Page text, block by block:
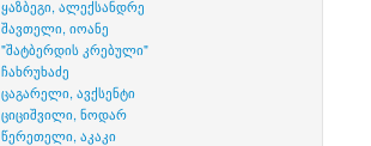
ყაზბეგი, ალექსანდრე
შავთელი, იოანე
"შატბერდის კრებული"
ჩახრუხაძე
ცაგარელი, ავქსენტი
ციციშვილი, ნოდარ
წერეთელი, აკაკი